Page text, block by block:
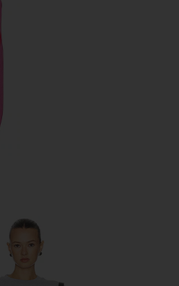
MOM スウェットシャツ